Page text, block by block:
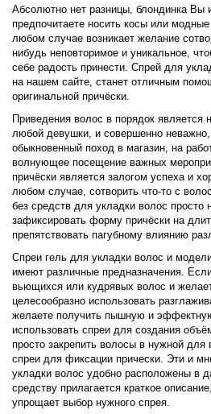
Абсолютно нет разницы, блондинка Вы
предпочитаете носить косы или
любом случае возникает желание
нибудь неповторимое и уникальное,
себе радость принести. Спрей для
на нашем сайте, станет отличным
оригинальной причёски.
Приведения волос в порядок
любой девушки, и совершенно
обыкновенный поход в магазин, на
волнующее посещение важных
причёски является залогом успеха и
любом случае, сотворить что-то с
без средств для укладки волос просто
зафиксировать форму причёски на
препятствовать пагубному влиянию
Спреи гель для укладки волос и
имеют различные предназначения.
вьющихся или кудрявых волос и
целесообразно использовать
желаете получить пышную и
использовать спреи для создания
просто закрепить волосы в нужной
спреи для фиксации прически. Эти и
укладки волос удобно расположены в
средству прилагается краткое
упрощает выбор нужного спрея.